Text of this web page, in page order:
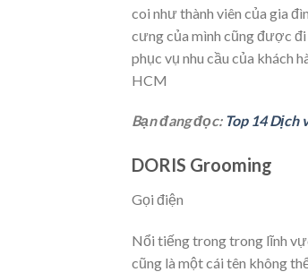
coi như thành viên của gia
cưng của mình cũng được đi
phục vụ nhu cầu của khách
HCM
Bạn đang đọc: Top 14 Dịch
DORIS Grooming
Gọi điện
Nổi tiếng trong trong lĩnh
cũng là một cái tên không